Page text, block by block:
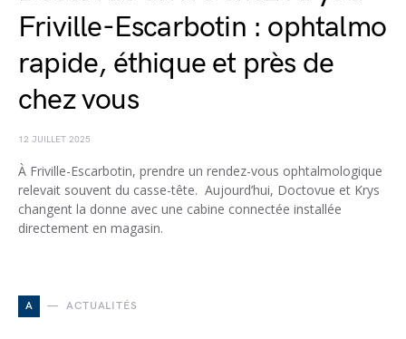
Friville-Escarbotin : ophtalmo
rapide, éthique et près de
chez vous
12 JUILLET 2025
À Friville-Escarbotin, prendre un rendez-vous ophtalmologique
relevait souvent du casse-tête. Aujourd’hui, Doctovue et Krys
changent la donne avec une cabine connectée installée
directement en magasin.
A ACTUALITÉS